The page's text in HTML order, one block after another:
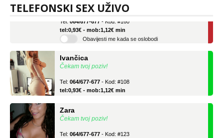
TELEFONSKI SEX UŽIVO
Tel:064/677-677- Kod: #160
tel:0,93€ - mob:1,12€ min
Obavijesti me kada se oslobodi
Čekam tvoj poziv!
tel:0,93€ - mob:1,12€ min
Čekam tvoj poziv!
tel:0,93€ - mob:1,12€ min